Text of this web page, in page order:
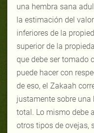
una hembra sana
la estimación del
inferiores de la
superior de la
que debe ser tomado
puede hacer con
de eso, el Zakaah
justamente sobre
total. Lo mismo debe
otros tipos de ovejas,